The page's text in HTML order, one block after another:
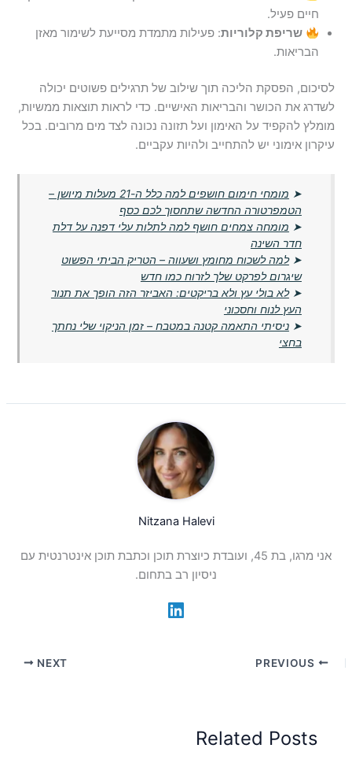
חיים פעיל.
שריפת קלוריות: פעילות מתמדת מסייעת לשימור מאזן
הבריאות.
לסיכום, הפסקת הליכה תוך שילוב של תרגילים פשוטים יכולה
לשדרג את הכושר והבריאות האישיים. כדי לראות תוצאות ממשיות,
מומלץ להקפיד על האימון ועל תזונה נכונה לצד מים מרובים. בכל
עיקרון אימוני יש להתחייב ולהיות עקביים.
➤
מומחי חימום חושפים למה כלל ה-21 מעלות מיושן –
הטמפרטורה החדשה שתחסוך לכם כסף
➤ מומחה צמחים חושף למה לתלות עלי דפנה על דלת
חדר השינה
➤למה לשכוח מחומץ ושעווה – הטריק הביתי הפשוט
שיגרום לפרקט שלך לזרוח כמו חדש
➤לא בולי עץ ולא בריקטים: האביזר הזה הופך את תנור
העץ לנוח וחסכוני
➤ניסיתי התאמה קטנה במטבח – זמן הניקוי שלי נחתך
בחצי
Nitzana Halevi
אני מרגו, בת 45, ועובדת כיוצרת תוכן וכתבת תוכן אינטרנטית עם
ניסיון רב בתחום.
NEXT
Related Posts